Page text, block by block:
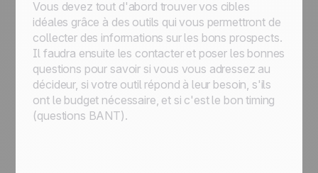
Vous devez tout d'abord trouver vos cibles
idéales grâce à des outils qui vous permettront de
collecter des informations sur les bons prospects.
Il faudra ensuite les contacter et poser les bonnes
questions pour savoir si vous vous adressez au
décideur, si votre outil répond à leur besoin, s'ils
ont le budget nécessaire, et si c'est le bon timing
(questions BANT).